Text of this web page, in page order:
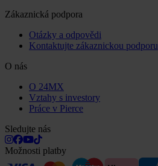
Zákaznická podpora
Otázky a odpovědi
Kontaktujte zákaznickou podporu
O nás
O 24MX
Vztahy s investory
Práce v Pierce
Sledujte nás
Možnosti platby